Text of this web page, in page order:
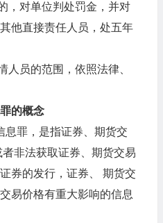
对单位判处罚金，并对
他直接责任人员，处五年
员的范围，依照法律、
的概念
罪，是指证券、期货交
非法获取证券、期货交易
券的发行，证券、 期货交
易价格有重大影响的信息